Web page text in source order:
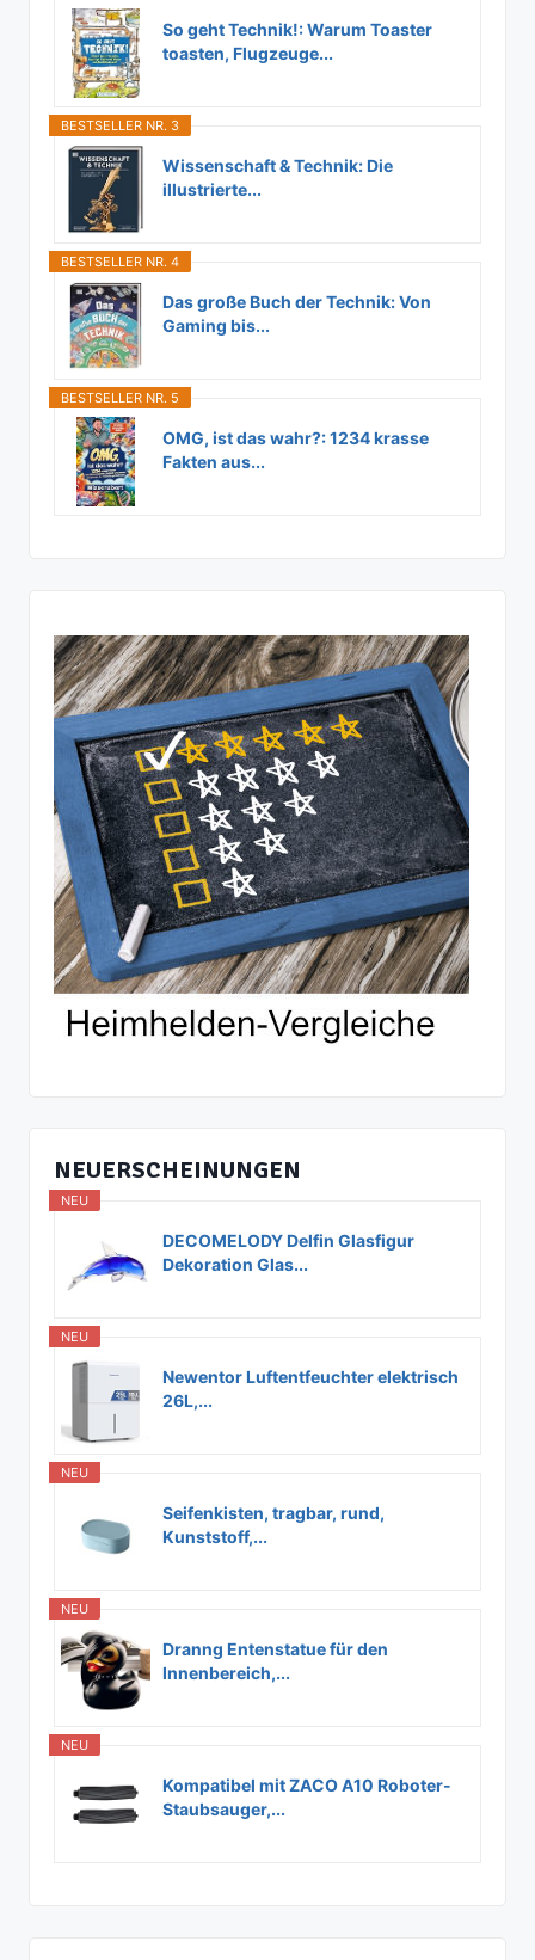
So geht Technik!: Warum Toaster
toasten, Flugzeuge...
BESTSELLER NR. 3
Wissenschaft & Technik: Die
illustrierte...
BESTSELLER NR. 4
Das große Buch der Technik: Von
Gaming bis...
BESTSELLER NR. 5
OMG, ist das wahr?: 1234 krasse
Fakten aus...
NEUERSCHEINUNGEN
NEU
DECOMELODY Delfin Glasfigur
Dekoration Glas...
NEU
Newentor Luftentfeuchter elektrisch
26L,...
NEU
Seifenkisten, tragbar, rund,
Kunststoff,...
NEU
Dranng Entenstatue für den
Innenbereich,...
NEU
Kompatibel mit ZACO A10 Roboter-
Staubsauger,...